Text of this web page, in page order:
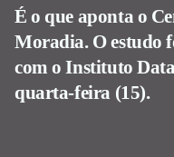
É o que aponta o
Moradia. O estudo
com o Instituto
quarta-feira (15).